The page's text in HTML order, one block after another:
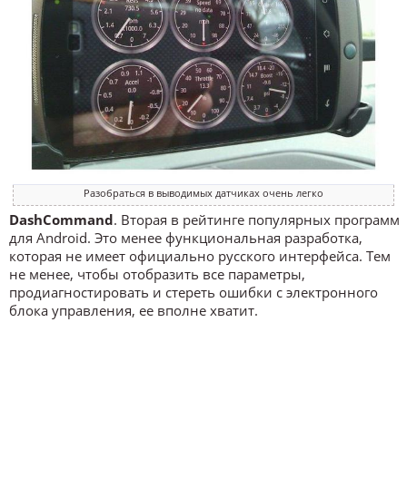
Разобраться в выводимых датчиках очень легко
DashCommand. Вторая в рейтинге популярных программ
для Android. Это менее функциональная разработка,
которая не имеет официально русского интерфейса. Тем
не менее, чтобы отобразить все параметры,
продиагностировать и стереть ошибки с электронного
блока управления, ее вполне хватит.